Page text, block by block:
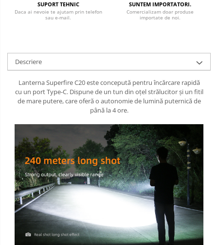
SUPORT TEHNIC
Daca ai nevoie te ajutam prin telefon
sau e-mail.
SUNTEM IMPORTATORI.
Comercializam doar produse
importate de noi.
Descriere
Lanterna Superfire C20 este concepută pentru încărcare rapidă
cu un port Type-C. Dispune de un tun din oțel strălucitor și un fitil
de mare putere, care oferă o autonomie de lumină puternică de
până la 4 ore.